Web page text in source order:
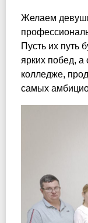
Желаем
Пусть их путь
ярких побед,
колледже,
самых